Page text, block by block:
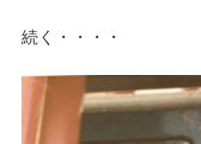
続く・・・・